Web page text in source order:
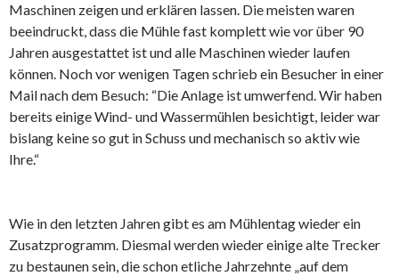
Maschinen zeigen und erklären lassen. Die meisten waren
beeindruckt, dass die Mühle fast komplett wie vor über 90
Jahren ausgestattet ist und alle Maschinen wieder laufen
können. Noch vor wenigen Tagen schrieb ein Besucher in einer
Mail nach dem Besuch: “Die Anlage ist umwerfend. Wir haben
bereits einige Wind- und Wassermühlen besichtigt, leider war
bislang keine so gut in Schuss und mechanisch so aktiv wie
Ihre.“
Wie in den letzten Jahren gibt es am Mühlentag wieder ein
Zusatzprogramm. Diesmal werden wieder einige alte Trecker
zu bestaunen sein, die schon etliche Jahrzehnte „auf dem